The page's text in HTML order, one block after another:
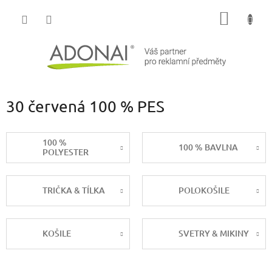
30 červená 100 % PES
100 %
POLYESTER
100 % BAVLNA
TRIČKA & TÍLKA POLOKOŠILE
KOŠILE SVETRY & MIKINY